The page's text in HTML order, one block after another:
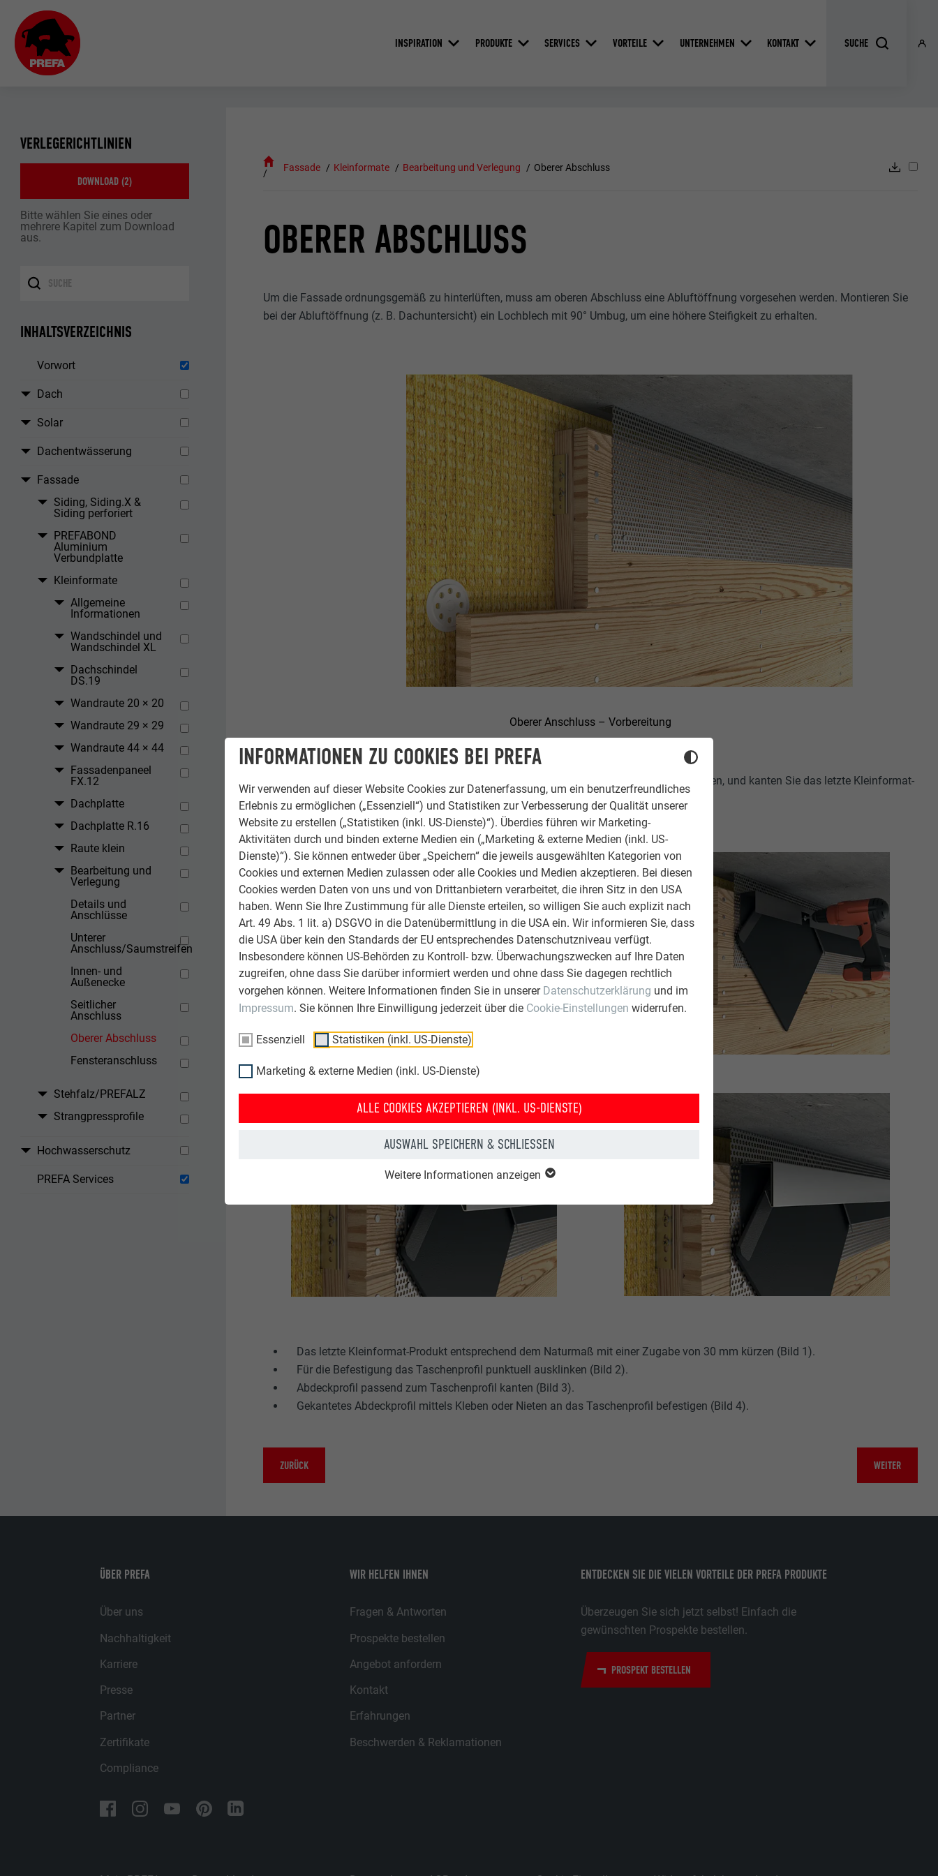
INFORMATIONEN ZU COOKIES BEI PREFA
Wir verwenden auf dieser Website Cookies zur Datenerfassung, um ein benutzerfreundliches
Erlebnis zu ermöglichen („Essenziell“) und Statistiken zur Verbesserung der Qualität unserer
Website zu erstellen („Statistiken (inkl. US-Dienste)“). Überdies führen wir Marketing-
Aktivitäten durch und binden externe Medien ein („Marketing & externe Medien (inkl. US-
Dienste)“). Sie können entweder über „Speichern“ die jeweils ausgewählten Kategorien von
Cookies und externen Medien zulassen oder alle Cookies und Medien akzeptieren. Bei diesen
Cookies werden Daten von uns und von Drittanbietern verarbeitet, die ihren Sitz in den USA
haben. Wenn Sie Ihre Zustimmung für alle Dienste erteilen, so willigen Sie auch explizit nach
Art. 49 Abs. 1 lit. a) DSGVO in die Datenübermittlung in die USA ein. Wir informieren Sie, dass
die USA über kein den Standards der EU entsprechendes Datenschutzniveau verfügt.
Insbesondere können US-Behörden zu Kontroll- bzw. Überwachungszwecken auf Ihre Daten
zugreifen, ohne dass Sie darüber informiert werden und ohne dass Sie dagegen rechtlich
vorgehen können. Weitere Informationen finden Sie in unserer Datenschutzerklärung und im
Impressum. Sie können Ihre Einwilligung jederzeit über die Cookie-Einstellungen widerrufen.
Essenziell Statistiken (inkl. US-Dienste)
Marketing & externe Medien (inkl. US-Dienste)
ALLE COOKIES AKZEPTIEREN (INKL. US-DIENSTE)
AUSWAHL SPEICHERN & SCHLIESSEN
Weitere Informationen anzeigen
INSPIRATION PRODUKTE SERVICES VORTEILE UNTERNEHMEN KONTAKT
VERLEGERICHTLINIEN
DOWNLOAD (2)
Bitte wählen Sie eines oder
mehrere Kapitel zum Download
aus.
INHALTSVERZEICHNIS
Vorwort
Dach
Solar
Dachentwässerung
Fassade
Siding, Siding.X &
Siding perforiert
PREFABOND
Aluminium
Verbundplatte
Kleinformate
Allgemeine
Informationen
Wandschindel und
Wandschindel XL
Dachschindel
DS.19
Wandraute 20 × 20
Wandraute 29 × 29
Wandraute 44 × 44
Fassadenpaneel
FX.12
Dachplatte
Dachplatte R.16
Raute klein
Bearbeitung und
Verlegung
Details und
Anschlüsse
Unterer
Anschluss/Saumstreifen
Innen- und
Außenecke
Seitlicher
Anschluss
Oberer Abschluss
Fensteranschluss
Stehfalz/PREFALZ
Strangpressprofile
Hochwasserschutz
PREFA Services
Fassade Kleinformate Bearbeitung und Verlegung Oberer Abschluss
OBERER ABSCHLUSS
Um die Fassade ordnungsgemäß zu hinterlüften, muss am oberen Abschluss eine Abluftöffnung vorgesehen werden. Montieren Sie
bei der Abluftöffnung (z. B. Dachuntersicht) ein Lochblech mit 90° Umbug, um eine höhere Steifigkeit zu erhalten.
Oberer Anschluss – Vorbereitung
Montieren Sie für den oberen Abschluss ein Taschenprofil, um die Schnittkanten zu verdecken, und kanten Sie das letzte Kleinformat-
Produkt mit einer Zugabe von 30 mm nach dem Schneiden nach vorne.
Das letzte Kleinformat-Produkt entsprechend dem Naturmaß mit einer Zugabe von 30 mm kürzen (Bild 1).
Für die Befestigung das Taschenprofil punktuell ausklinken (Bild 2).
Abdeckprofil passend zum Taschenprofil kanten (Bild 3).
Gekantetes Abdeckprofil mittels Kleben oder Nieten an das Taschenprofil befestigen (Bild 4).
ZURÜCK WEITER
ENTDECKEN SIE DIE VIELEN VORTEILE DER PREFA PRODUKTE
Überzeugen Sie sich jetzt selbst! Einfach die
gewünschten Prospekte bestellen.
PROSPEKT BESTELLEN
ÜBER PREFA
Über uns
Nachhaltigkeit
Karriere
Presse
Partner
Zertifikate
Compliance
WIR HELFEN IHNEN
Fragen & Antworten
Prospekte bestellen
Angebot anfordern
Kontakt
Erfahrungen
Beschwerden & Reklamationen